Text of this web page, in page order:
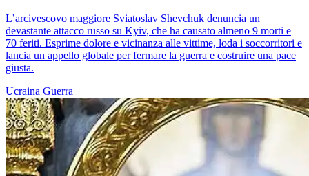
L’arcivescovo maggiore Sviatoslav Shevchuk denuncia un
devastante attacco russo su Kyiv, che ha causato almeno 9 morti e
70 feriti. Esprime dolore e vicinanza alle vittime, loda i soccorritori e
lancia un appello globale per fermare la guerra e costruire una pace
giusta.
Ucraina Guerra